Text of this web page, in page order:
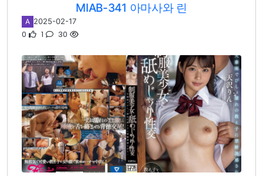
MIAB-341 아마사와 린
A 2025-02-17
0 1 30